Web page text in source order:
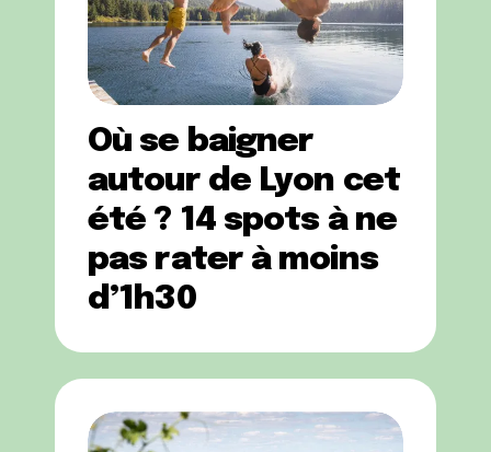
Où se baigner
autour de Lyon cet
été ? 14 spots à ne
pas rater à moins
d’1h30